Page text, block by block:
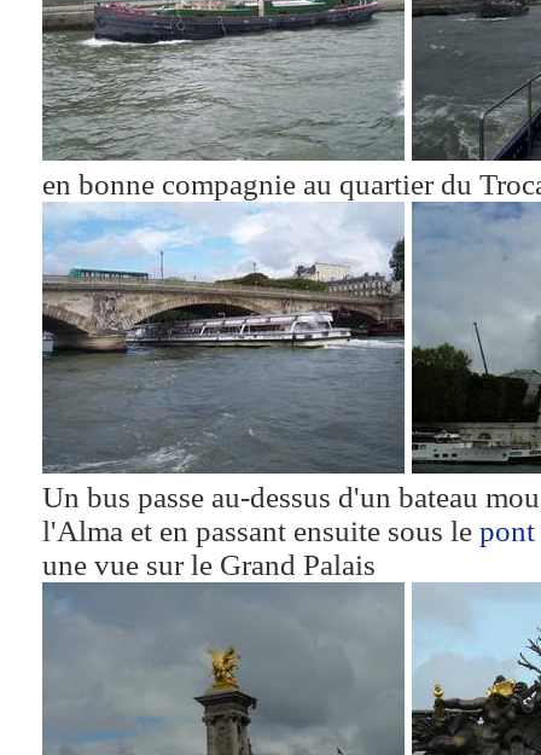
en bonne compagnie au quartier du
Un bus passe au-dessus d'un bateau
l'Alma et en passant ensuite sous le pont
une vue sur le Grand Palais